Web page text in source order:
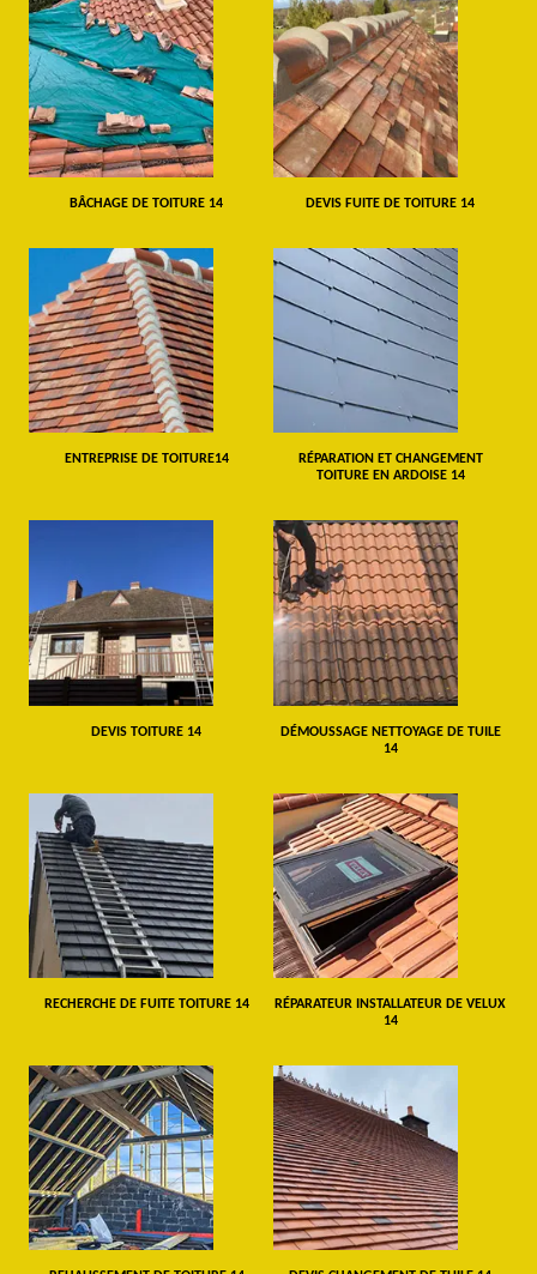
BÂCHAGE DE TOITURE 14 DEVIS FUITE DE TOITURE 14
ENTREPRISE DE TOITURE14
RÉPARATION ET CHANGEMENT
TOITURE EN ARDOISE 14
DEVIS TOITURE 14
DÉMOUSSAGE NETTOYAGE DE TUILE
14
RECHERCHE DE FUITE TOITURE 14
RÉPARATEUR INSTALLATEUR DE VELUX
14